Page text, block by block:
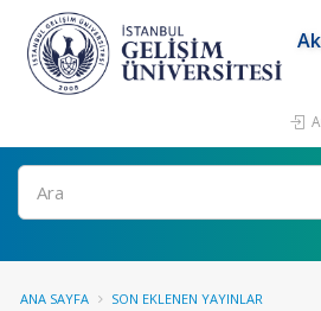
Ara
ANA SAYFA SON EKLENEN YAYINLAR